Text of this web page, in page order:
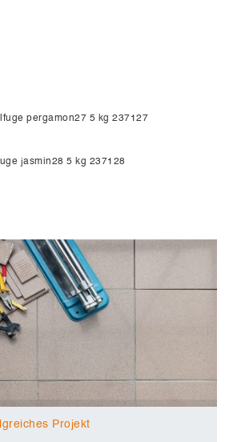
pergamon27 5 kg 237127
jasmin28 5 kg 237128
Projekt